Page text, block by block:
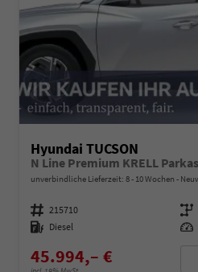
Hyundai TUCSON
N Line Premium KRELL
unverbindliche Lieferzeit: 8 - 10 Wochen
Fahrzeugnummer 215710 Getriebe
Kraftstoff Diesel Leistung
45.994,– €